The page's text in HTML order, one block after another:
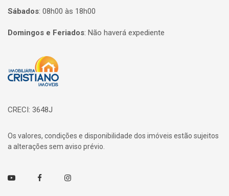
Sábados: 08h00 às 18h00
Domingos e Feriados: Não haverá expediente
Página inicial
CRECI: 3648J
Os valores, condições e disponibilidade dos imóveis estão sujeitos
a alterações sem aviso prévio.
Youtube FacebookInstagram